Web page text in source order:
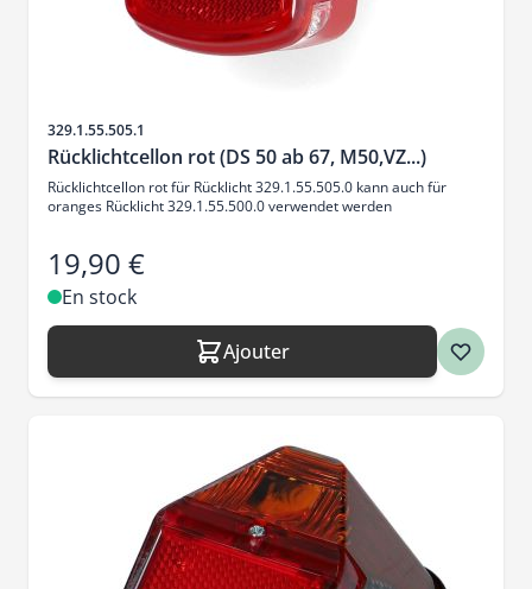
SKU
329.1.55.505.1
Rücklichtcellon rot (DS 50 ab 67, M50,VZ...)
Rücklichtcellon rot für Rücklicht 329.1.55.505.0 kann auch für
oranges Rücklicht 329.1.55.500.0 verwendet werden
19,90 €
En stock
Ajouter